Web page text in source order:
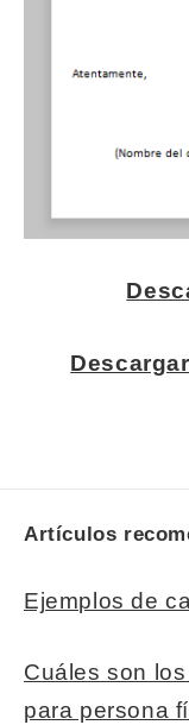
Artículos
Ejemplos de
Cuáles son
para persona